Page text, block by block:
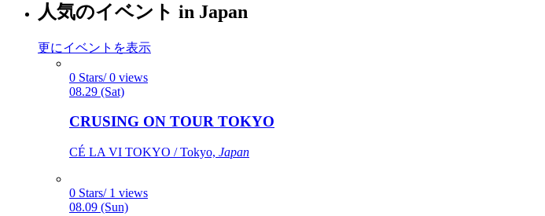
人気のイベント in Japan
更にイベントを表示
0 Stars/ 0 views
08.29 (Sat)
CRUSING ON TOUR TOKYO
CÉ LA VI TOKYO / Tokyo, Japan
0 Stars/ 1 views
08.09 (Sun)